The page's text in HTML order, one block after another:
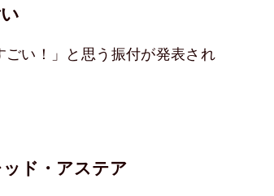
い！」と思う振付が発表され
ド・アステア